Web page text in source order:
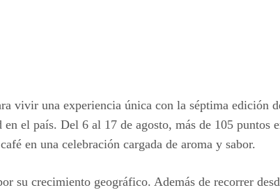
vivir una experiencia única con la séptima edición
el país. Del 6 al 17 de agosto, más de 105
en una celebración cargada de aroma y sabor.
su crecimiento geográfico. Además de recorrer